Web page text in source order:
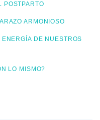
POSTPARTO
ARMONIOSO
DE NUESTROS
LO MISMO?